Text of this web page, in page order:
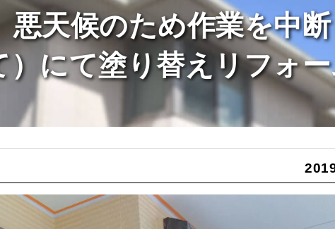
天候のため作業を中
）にて塗り替えリフォ